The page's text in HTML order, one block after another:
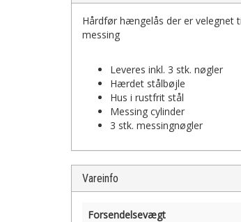
Hårdfør hængelås der er velegnet
messing
Leveres inkl. 3 stk. nøgler
Hærdet stålbøjle
Hus i rustfrit stål
Messing cylinder
3 stk. messingnøgler
Vareinfo
Forsendelsevægt